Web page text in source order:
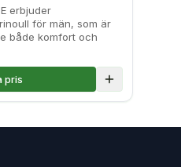
erbjuder
för män, som är
både komfort och
pris Lägg till i